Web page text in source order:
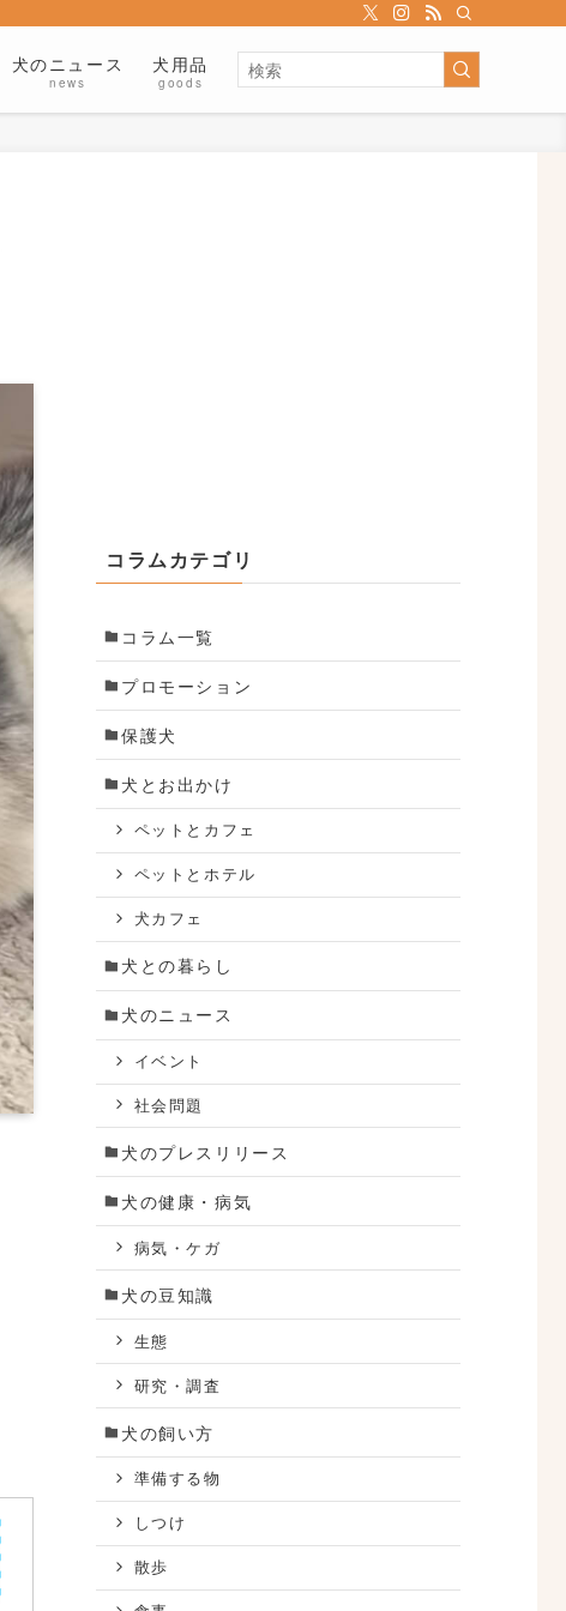
犬のニュース
news
犬用品
goods
コラムカテゴリ
コラム一覧
プロモーション
保護犬
犬とお出かけ
ペットとカフェ
ペットとホテル
犬カフェ
犬との暮らし
犬のニュース
イベント
社会問題
犬のプレスリリース
犬の健康・病気
病気・ケガ
犬の豆知識
生態
研究・調査
犬の飼い方
準備する物
しつけ
散歩